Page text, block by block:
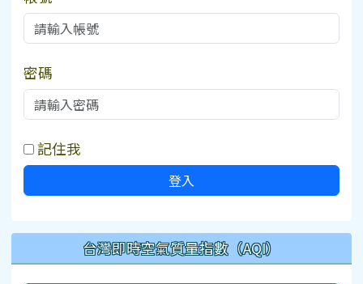
密碼
記住我
登入
台灣即時空氣質量指數（AQI）